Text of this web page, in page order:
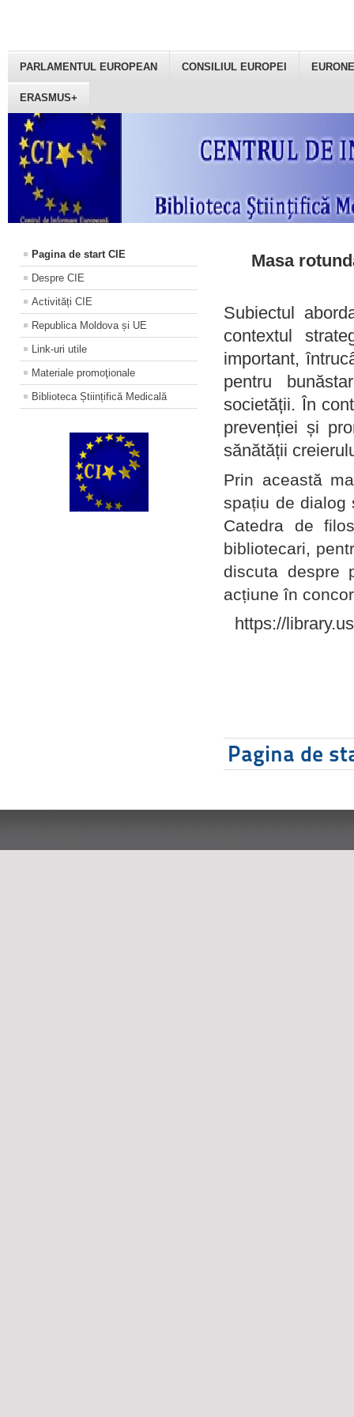
PARLAMENTUL EUROPEAN CONSILIUL EUROPEI
ERASMUS+
Pagina de start CIE
Despre CIE
Activități CIE
Republica Moldova și UE
Link-uri utile
Materiale promoţionale
Biblioteca Științifică Medicală
Masa
Subiectul
contextul
important,
pentru
societății. În
prevenției și
sănătății
Prin această
spațiu de dialog
Catedra de
bibliotecari,
discuta despre
acțiune în
https://
Pagina de